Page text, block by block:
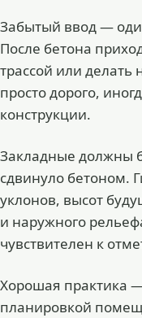
Забытый ввод —
После бетона
трассой или делать
просто дорого,
конструкции.
Закладные должны
сдвинуло бетоном.
уклонов, высот
и наружного
чувствителен к
Хорошая практика
планировкой